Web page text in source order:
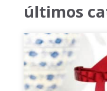
últimos